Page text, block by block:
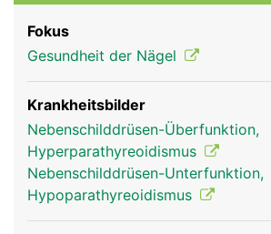
Rubriken
Zahnaufbau, für die Nerven- und
und für die Blutgerinnung.
das Parathormon gemeinsam mit
die Kalziumaufnahme aus der
Vitamin D wird grösstenteils unter
der Haut gebildet. Wird zu wenig
Ernährung zugeführt, bewirkt das
Abgabe von Kalzium aus den
Fokus
Gesundheit der Nägel
Krankheitsbilder
Nebenschilddrüsen-Überfunktion,
Hyperparathyreoidismus
Nebenschilddrüsen-Unterfunktion,
Hypoparathyreoidismus